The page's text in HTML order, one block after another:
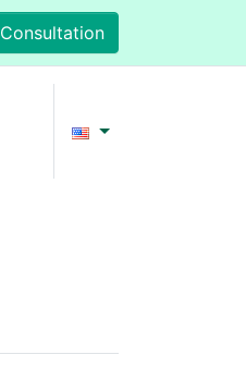
Consultation